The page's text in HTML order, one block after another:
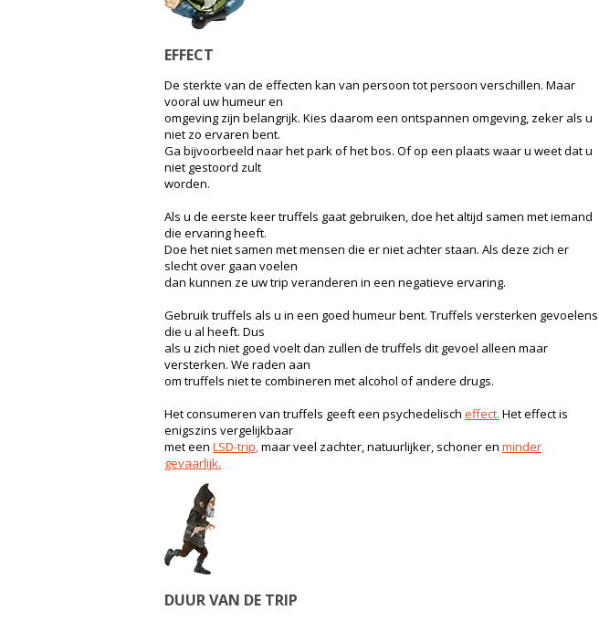
EFFECT
De sterkte van de effecten kan van persoon tot persoon verschillen. Maar
vooral uw humeur en
omgeving zijn belangrijk. Kies daarom een ontspannen omgeving, zeker als u
niet zo ervaren bent.
Ga bijvoorbeeld naar het park of het bos. Of op een plaats waar u weet dat u
niet gestoord zult
worden.
Als u de eerste keer truffels gaat gebruiken, doe het altijd samen met iemand
die ervaring heeft.
Doe het niet samen met mensen die er niet achter staan. Als deze zich er
slecht over gaan voelen
dan kunnen ze uw trip veranderen in een negatieve ervaring.
Gebruik truffels als u in een goed humeur bent. Truffels versterken gevoelens
die u al heeft. Dus
als u zich niet goed voelt dan zullen de truffels dit gevoel alleen maar
versterken. We raden aan
om truffels niet te combineren met alcohol of andere drugs.
Het consumeren van truffels geeft een psychedelisch effect. Het effect is
enigszins vergelijkbaar
met een LSD-trip,maar veel zachter, natuurlijker, schoner en minder
gevaarlijk.
DUUR VAN DE TRIP